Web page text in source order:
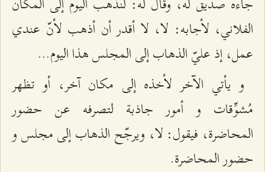
الفلاني، لأجابه: لا، لا أقدر أن أذهب لأنّ عندي
عمل، إذ عليّ الذهاب إلى المجلس هذا اليوم...
و يأتي الآخر لأخذه إلى مكان آخر، أو تظهر
مُشوِّقات و أمور جاذبة لتصرفه عن حضور
المحاضرة، فيقول: لا، ويرجّح الذهاب إلى مجلس و
حضور المحاضرة.